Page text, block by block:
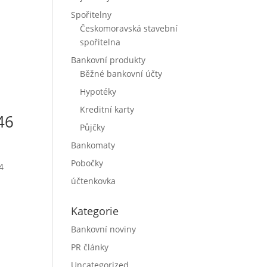
Spořitelny
Českomoravská stavební
spořitelna
Bankovní produkty
Běžné bankovní účty
Hypotéky
Kreditní karty
Půjčky
Bankomaty
Pobočky
účtenkovka
Kategorie
Bankovní noviny
PR články